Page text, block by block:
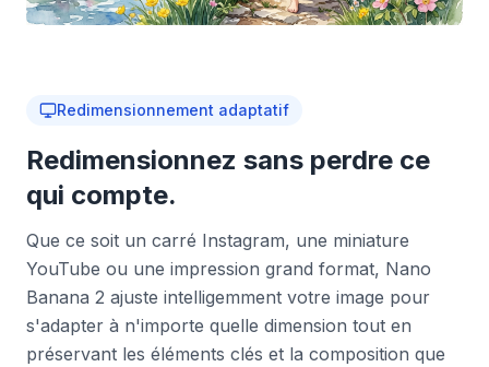
Redimensionnement adaptatif
Redimensionnez sans perdre ce
qui compte.
Que ce soit un carré Instagram, une miniature
YouTube ou une impression grand format, Nano
Banana 2 ajuste intelligemment votre image pour
s'adapter à n'importe quelle dimension tout en
préservant les éléments clés et la composition que